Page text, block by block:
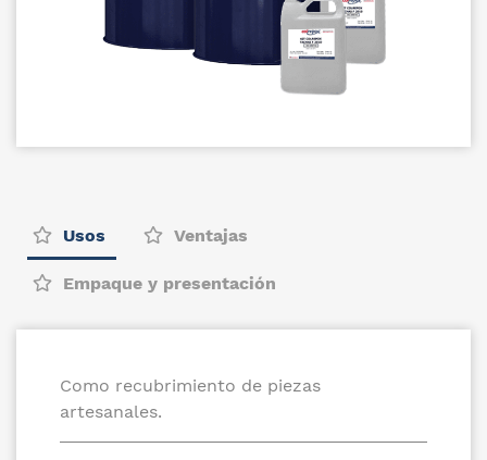
Usos Ventajas
Empaque y presentación
Como recubrimiento de piezas
artesanales.